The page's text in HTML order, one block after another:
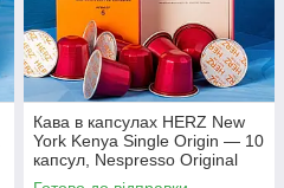
Кава в капсулах HERZ New
York Kenya Single Origin — 10
капсул, Nespresso Original